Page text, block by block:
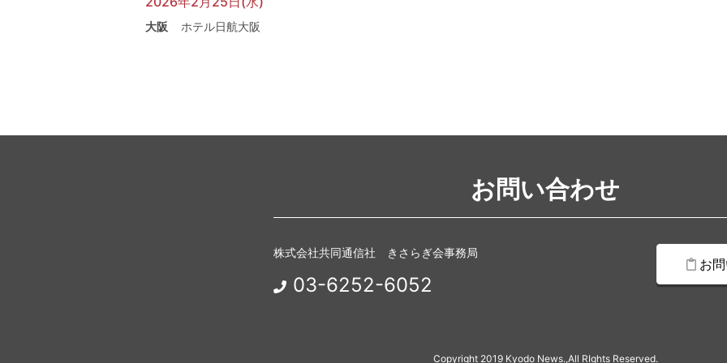
大阪 ホテル日航大阪
お問い合わせ
株式会社共同通信社 きさらぎ会事務局
03-6252-6052
お
Copyright 2019 Kyodo News.,All RIghts Reserved.